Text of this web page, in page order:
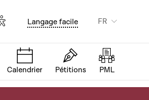
Options d'accessibilité
Langage facile FR
Calendrier Pétitions PML